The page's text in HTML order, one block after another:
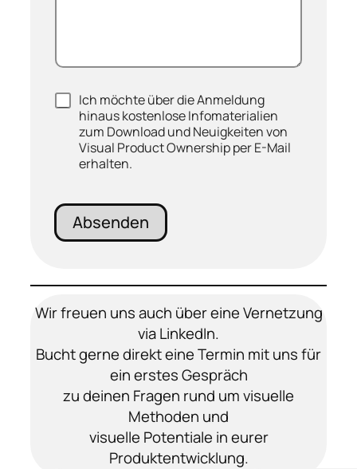
m
N
e
t
e
r
Ich möchte über die Anmeldung
hinaus kostenlose Infomaterialien
zum Download und Neuigkeiten von
Visual Product Ownership per E-Mail
erhalten.
Absenden
Wir freuen uns auch über eine Vernetzung
via LinkedIn.
Bucht gerne direkt eine Termin mit uns für
ein erstes Gespräch
zu deinen Fragen rund um visuelle
Methoden und
visuelle Potentiale in eurer
Produktentwicklung.